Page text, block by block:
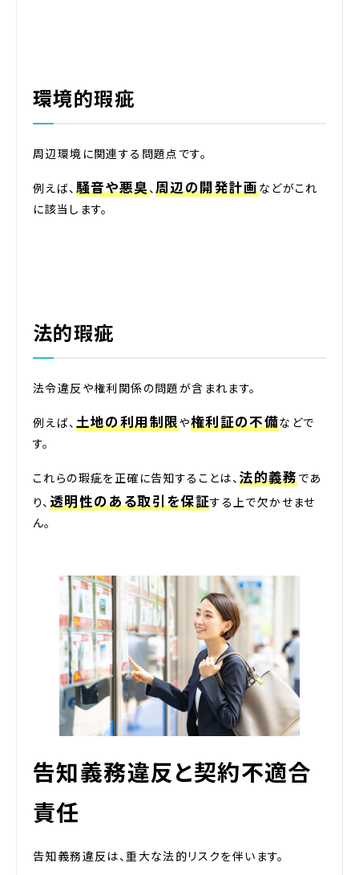
環境的瑕疵
周辺環境に関連する問題点です。
例えば、 騒音や悪臭、周辺の開発計画などがこれ
に該当します。
法的瑕疵
法令違反や権利関係の問題が含まれます。
例えば、 土地の利用制限や権利証の不備などで
す。
これらの瑕疵を正確に告知することは、法的義務であ
り、 透明性のある取引を保証する上で欠かせませ
ん。
告知義務違反と契約不適合
責任
告知義務違反は、重大な法的リスクを伴います。